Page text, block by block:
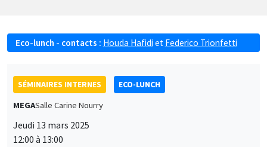
Eco-lunch - contacts : Houda Hafidi et Federico Trionfetti
SÉMINAIRES INTERNES
ECO-LUNCH
MEGASalle Carine Nourry
Jeudi 13 mars 2025
12:00 à 13:00